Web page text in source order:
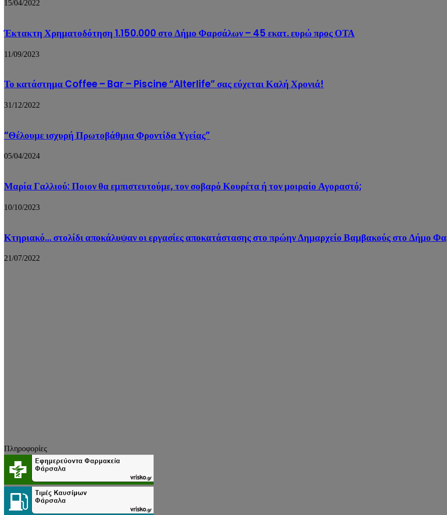
15/04/2022
Έκτακτη Χρηματοδότηση 1.150.000 στο Δήμο Φαρσάλων – 45 εκατ. ευρώ προς ΟΤΑ
11/09/2023
Το κατάστημα Coffee – Bar – Piscine “Alterlife” σας εύχεται Καλή Χρονιά!
31/12/2022
“Θέλουμε ισχυρή Πρωτοβάθμια Φροντίδα Υγείας”
05/04/2024
Μαρία Γαλλιού: Ποιον θα εμπιστευτούμε, τον σοβαρό Κουρέτα ή τον μοιραίο Αγοραστό;
10/10/2023
Κτηριακό… στολίδι αποκάλυψαν οι εργασίες αποκατάστασης στο πρώην Δημαρχείο Βαμβακούς στο Δήμο
21/07/2022
Πληροφορίες